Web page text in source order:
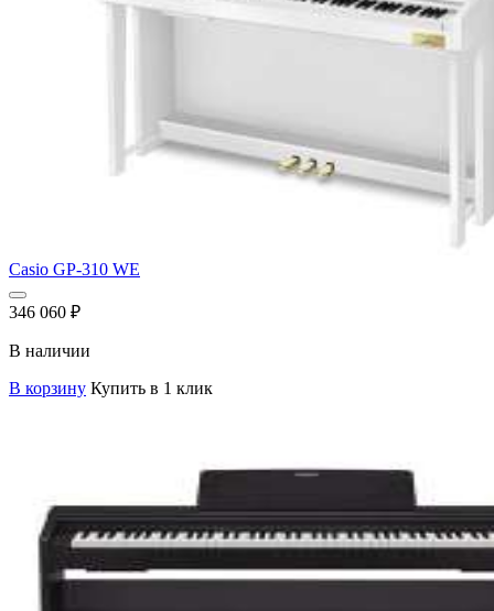
Casio GP-310 WE
346 060 ₽
В наличии
В корзину Купить в 1 клик